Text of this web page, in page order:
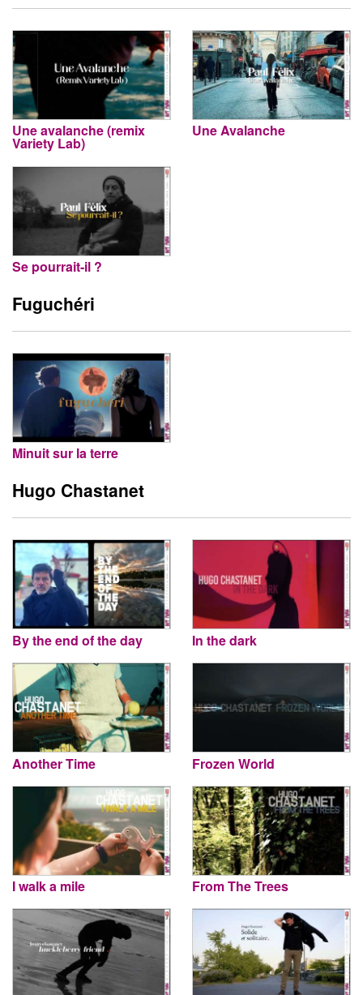
Une avalanche (remix
Variety Lab)
Une Avalanche
Se pourrait-il ?
Fuguchéri
Minuit sur la terre
Hugo Chastanet
By the end of the day In the dark
Another Time Frozen World
I walk a mile From The Trees